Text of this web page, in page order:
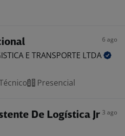
6 ago
E TRANSPORTE LTDA
Presencial
De Logística Jr 3 ago